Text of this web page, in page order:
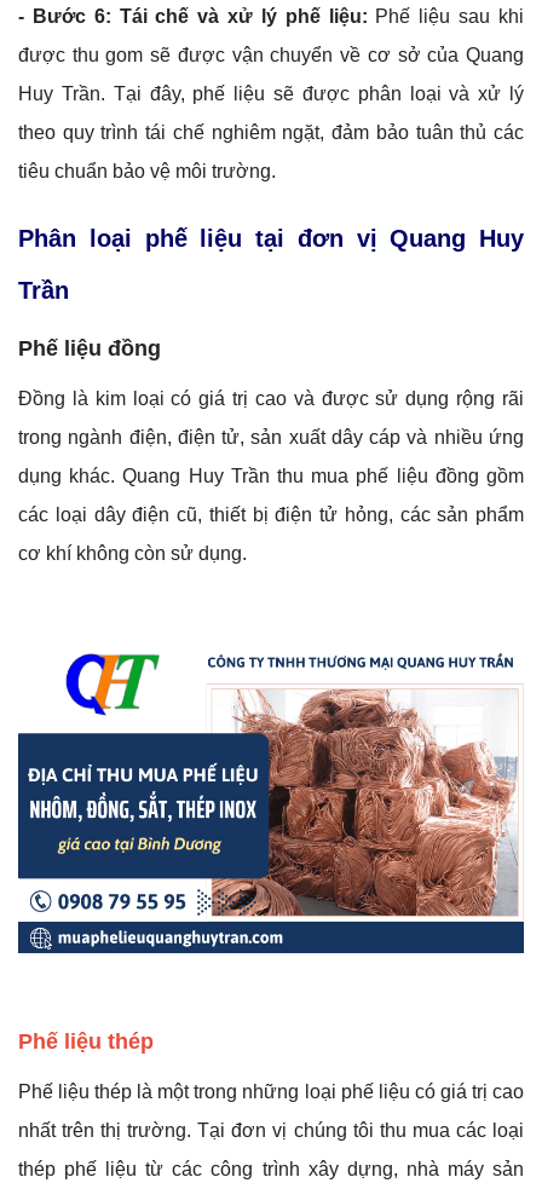
- Bước 6: Tái chế và xử lý phế liệu: Phế liệu sau khi
được thu gom sẽ được vận chuyển về cơ sở của Quang
Huy Trần. Tại đây, phế liệu sẽ được phân loại và xử lý
theo quy trình tái chế nghiêm ngặt, đảm bảo tuân thủ các
tiêu chuẩn bảo vệ môi trường.
Phân loại phế liệu tại đơn vị Quang Huy
Trần
Phế liệu đồng
Đồng là kim loại có giá trị cao và được sử dụng rộng rãi
trong ngành điện, điện tử, sản xuất dây cáp và nhiều ứng
dụng khác. Quang Huy Trần thu mua phế liệu đồng gồm
các loại dây điện cũ, thiết bị điện tử hỏng, các sản phẩm
cơ khí không còn sử dụng.
Phế liệu thép
Phế liệu thép là một trong những loại phế liệu có giá trị cao
nhất trên thị trường. Tại đơn vị chúng tôi thu mua các loại
thép phế liệu từ các công trình xây dựng, nhà máy sản